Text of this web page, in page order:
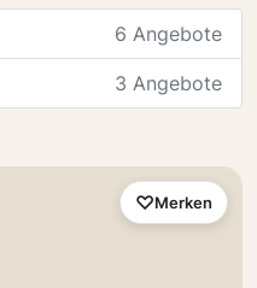
6 Angebote
3 Angebote
Merken